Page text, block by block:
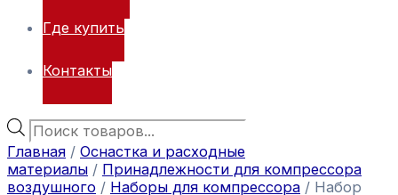
Где купить
Контакты
Главная / Оснастка и расходные
материалы / Принадлежности для компрессора
воздушного / Наборы для компрессора / Набор